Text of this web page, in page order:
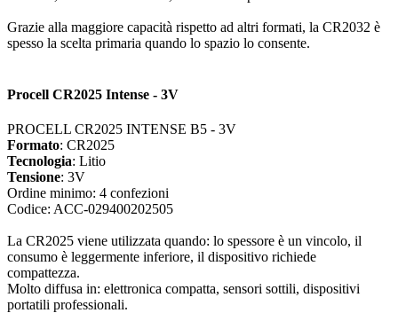
Grazie alla maggiore capacità rispetto ad altri formati, la CR2032 è
spesso la scelta primaria quando lo spazio lo consente.
Procell CR2025 Intense - 3V
PROCELL CR2025 INTENSE B5 - 3V
Formato: CR2025
Tecnologia: Litio
Tensione: 3V
Ordine minimo: 4 confezioni
Codice: ACC-029400202505
La CR2025 viene utilizzata quando: lo spessore è un vincolo, il
consumo è leggermente inferiore, il dispositivo richiede
compattezza.
Molto diffusa in: elettronica compatta, sensori sottili, dispositivi
portatili professionali.